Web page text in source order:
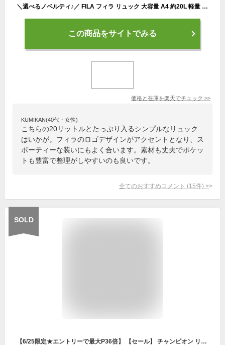
＼選べるノベルティ♪／ FILA フィラ リュック 大容量 A4 約20L 軽量 レディース メンズ 通勤 通学 女子 女の子 高校生 中学生 リュックサック デイパック バックパック マザーズバッグ スポーツブランド ボックスロゴ かわいい おしゃれ ユニセックス 黒 karlas
この商品をサイトでみる
価格と在庫を楽天でチェック >>
KUMIKAN(40代・女性)
こちらの20リットルとたっぷり入るシンプルなリュック
はいかが。フィラのロゴデザインがアクセントとなり、ス
ポーティーな装いにもよく合います。素材も丈夫でポケッ
トも豊富で整理がしやすいのも良いです。
全てのおすすめコメント (15件) >
SOLD
【6/25限定★エントリーで最大P36倍】 【セール】 チャンピオン リュック 大容量 通学 38L A3 Champion ボックス型 男子 メンズ リュックサック スピリット スクールリュック バッグパック スポーツリュック 約40L 中学生 高校生 通学リュック 大きい 15884